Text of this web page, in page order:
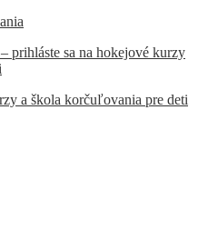
prihláste sa na hokejové kurzy
a škola korčuľovania pre deti